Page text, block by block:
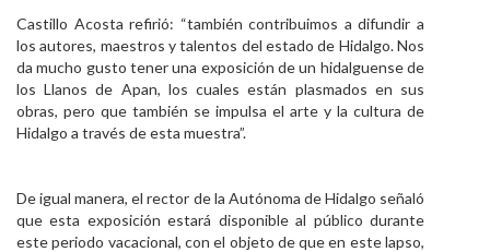
Castillo Acosta refirió: “también contribuimos a difundir a
los autores, maestros y talentos del estado de Hidalgo. Nos
da mucho gusto tener una exposición de un hidalguense de
los Llanos de Apan, los cuales están plasmados en sus
obras, pero que también se impulsa el arte y la cultura de
Hidalgo a través de esta muestra”.
De igual manera, el rector de la Autónoma de Hidalgo señaló
que esta exposición estará disponible al público durante
este periodo vacacional, con el objeto de que en este lapso,